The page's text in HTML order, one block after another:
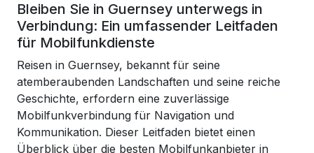
Bleiben Sie in Guernsey unterwegs in
Verbindung: Ein umfassender Leitfaden
für Mobilfunkdienste
Reisen in Guernsey, bekannt für seine
atemberaubenden Landschaften und seine reiche
Geschichte, erfordern eine zuverlässige
Mobilfunkverbindung für Navigation und
Kommunikation. Dieser Leitfaden bietet einen
Überblick über die besten Mobilfunkanbieter in